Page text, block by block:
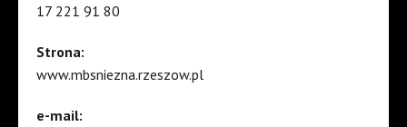
17 221 91 80
Strona:
www.mbsniezna.rzeszow.pl
e-mail: